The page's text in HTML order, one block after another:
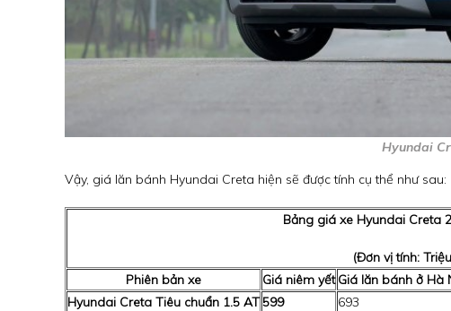
Hyundai
Vậy, giá lăn bánh Hyundai Creta hiện sẽ được tính cụ thể như sau:
Bảng giá xe Hyundai Creta
(Đơn vị tính:
Phiên bản xe
Giá niêm yết Giá lăn bánh ở Hà
Hyundai Creta Tiêu chuẩn 1.5 AT599 693